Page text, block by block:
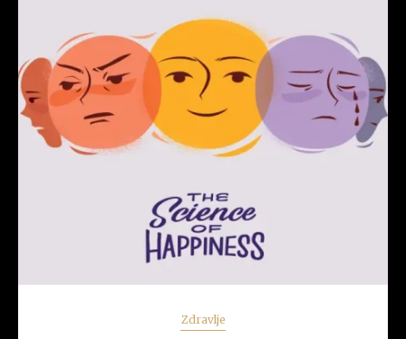
READ MORE
Zdravlje